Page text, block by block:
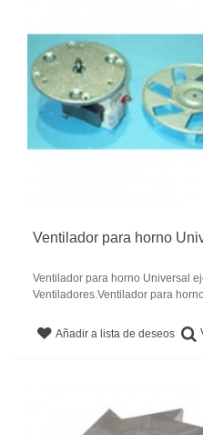
Ventilador para horno
Ventilador para horno Universal
Ventiladores.Ventilador para
Añadir a lista de deseos